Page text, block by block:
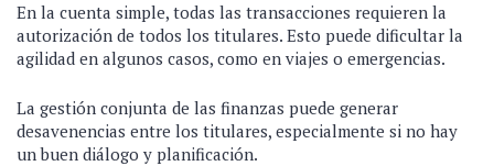
En la cuenta simple, todas las transacciones requieren la
autorización de todos los titulares. Esto puede dificultar la
agilidad en algunos casos, como en viajes o emergencias.
La gestión conjunta de las finanzas puede generar
desavenencias entre los titulares, especialmente si no hay
un buen diálogo y planificación.